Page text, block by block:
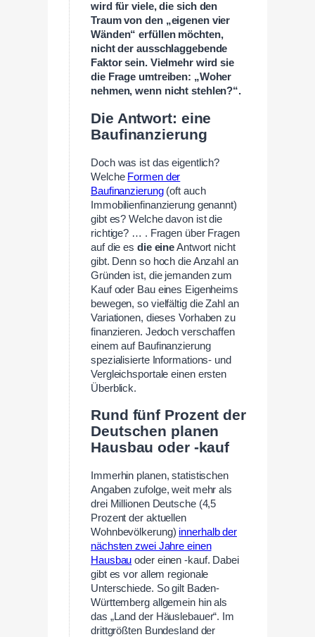
wird für viele, die sich den
Traum von den „eigenen vier
Wänden“ erfüllen möchten,
nicht der ausschlaggebende
Faktor sein. Vielmehr wird sie
die Frage umtreiben: „Woher
nehmen, wenn nicht stehlen?“.
Die Antwort: eine
Baufinanzierung
Doch was ist das eigentlich?
Welche Formen der
Baufinanzierung(oft auch
Immobilienfinanzierung genannt)
gibt es? Welche davon ist die
richtige? … . Fragen über Fragen
auf die es die eineAntwort nicht
gibt. Denn so hoch die Anzahl an
Gründen ist, die jemanden zum
Kauf oder Bau eines Eigenheims
bewegen, so vielfältig die Zahl an
Variationen, dieses Vorhaben zu
finanzieren. Jedoch verschaffen
einem auf Baufinanzierung
spezialisierte Informations- und
Vergleichsportale einen ersten
Überblick.
Rund fünf Prozent der
Deutschen planen
Hausbau oder -kauf
Immerhin planen, statistischen
Angaben zufolge, weit mehr als
drei Millionen Deutsche (4,5
Prozent der aktuellen
Wohnbevölkerung) innerhalb der
nächsten zwei Jahre einen
Hausbau oder einen -kauf. Dabei
gibt es vor allem regionale
Unterschiede. So gilt Baden-
Württemberg allgemein hin als
das „Land der Häuslebauer“. Im
drittgrößten Bundesland der